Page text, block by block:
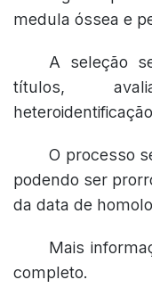
medula óssea e
A seleção
títulos,
O processo
podendo ser
da data de
Mais
completo.